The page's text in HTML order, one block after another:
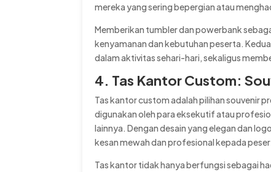
mereka yang sering bepergian atau
Memberikan tumbler dan powerbank
kenyamanan dan kebutuhan peserta.
dalam aktivitas sehari-hari, sekaligus
4. Tas Kantor Custom:
Tas kantor custom adalah pilihan souvenir
digunakan oleh para eksekutif atau
lainnya. Dengan desain yang elegan dan
kesan mewah dan profesional kepada
Tas kantor tidak hanya berfungsi sebagai